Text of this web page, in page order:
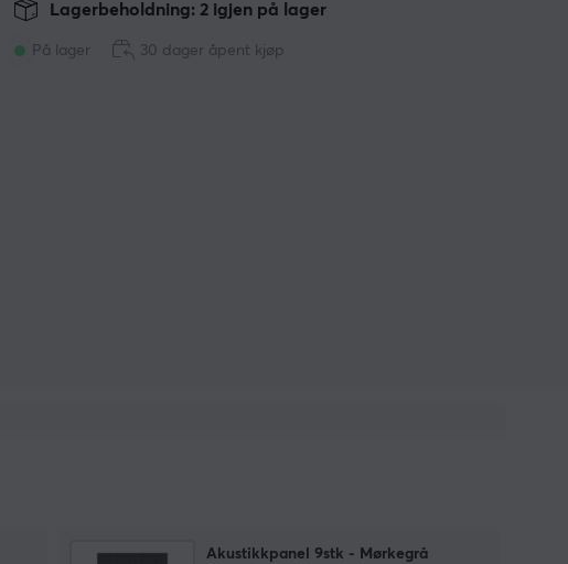
På lager
Lagerbeholdning: 2 igjen på lager
30 dager åpent kjøp
Akustikkpanel 9stk - Mørkegrå